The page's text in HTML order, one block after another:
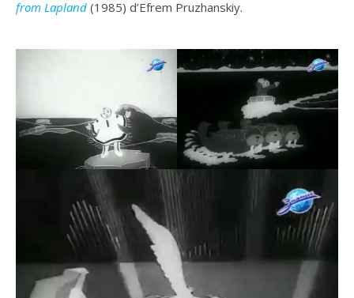
from Lapland (1985) d’Efrem Pruzhanskiy.